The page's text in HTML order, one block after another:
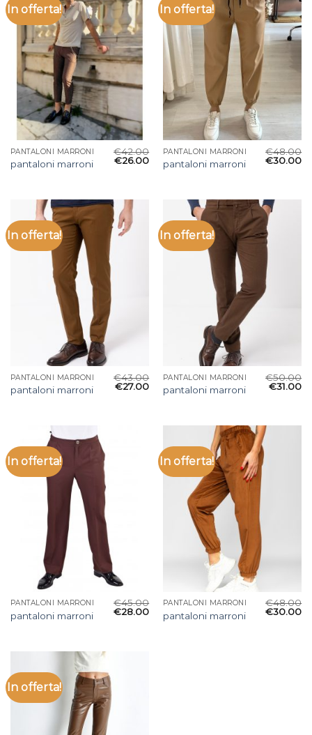
In offerta!
PANTALONI MARRONI
pantaloni marroni
€42.00
€26.00
In offerta!
PANTALONI MARRONI
pantaloni marroni
€48.00
€30.00
In offerta!
PANTALONI MARRONI
pantaloni marroni
€43.00
€27.00
In offerta!
PANTALONI MARRONI
pantaloni marroni
€50.00
€31.00
In offerta!
PANTALONI MARRONI
pantaloni marroni
€45.00
€28.00
In offerta!
PANTALONI MARRONI
pantaloni marroni
€48.00
€30.00
In offerta!